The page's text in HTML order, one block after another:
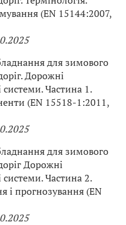
(EN 15144:2007,
для зимового
Дорожні
Частина 1.
(EN 15518-1:2011,
для зимового
Дорожні
Частина 2.
і прогнозування (EN